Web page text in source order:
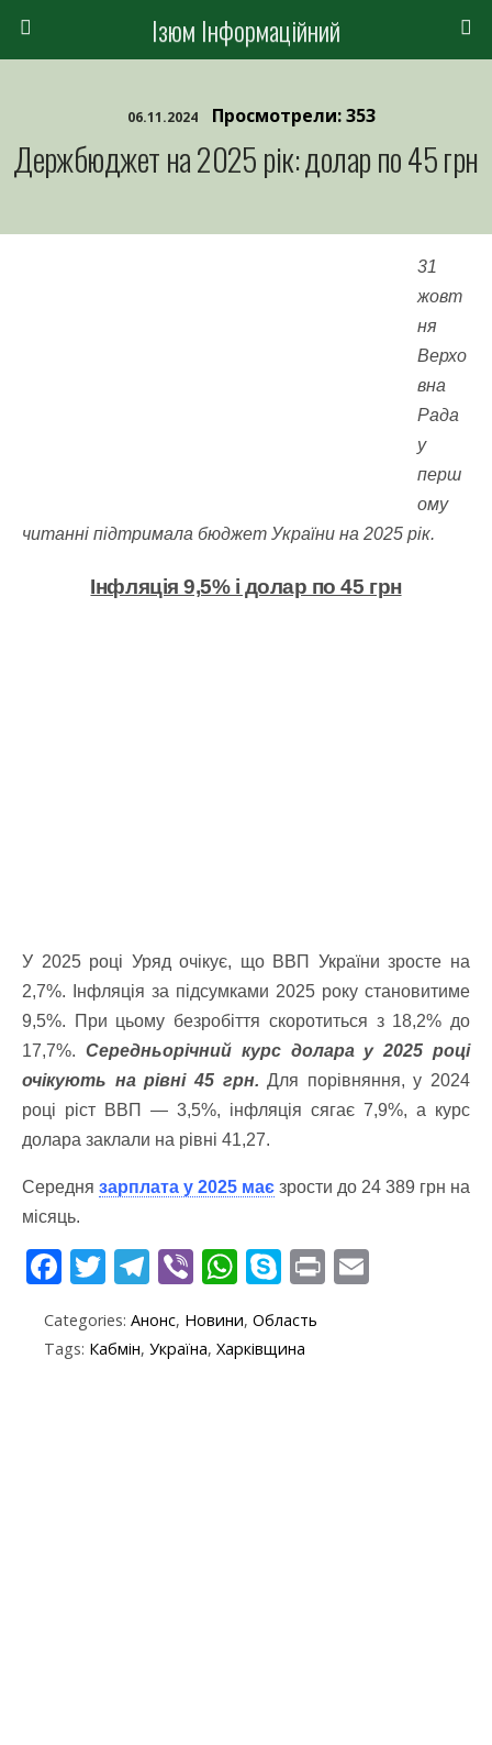
Ізюм Інформаційний
06.11.2024 Просмотрели: 353
Держбюджет на 2025 рік: долар по 45 грн
31
жовт
ня
Верхо
вна
Рада
у
перш
ому
читанні підтримала бюджет України на 2025 рік.
Інфляція 9,5% і долар по 45 грн
У 2025 році Уряд очікує, що ВВП України зросте на
2,7%. Інфляція за підсумками 2025 року становитиме
9,5%. При цьому безробіття скоротиться з 18,2% до
17,7%. Середньорічний курс долара у 2025 році
очікують на рівні 45 грн. Для порівняння, у 2024
році ріст ВВП — 3,5%, інфляція сягає 7,9%, а курс
долара заклали на рівні 41,27.
Середня зарплата у 2025 має зрости до 24 389 грн на
місяць.
F
e
b
T
itt
T
e
gr
Vi
er
W
at
S
y
Pr
Categories: Анонс, Новини, Область
Tags: Кабмін, Україна, Харківщина